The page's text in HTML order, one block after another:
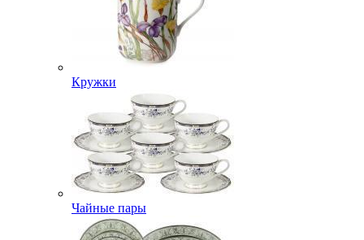
Кружки
Чайные пары